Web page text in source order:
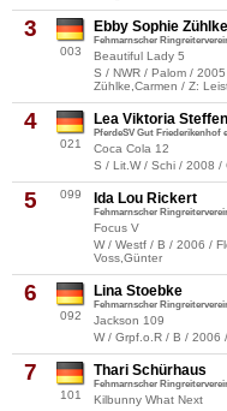
3
003
Ebby Sophie Zühlke
Fehmarnscher
Beautiful Lady 5
S / NWR / Palom /
Zühlke,Carmen / Z:
4
021
Lea Viktoria Steffen
PferdeSV Gut Friederikenhof
Coca Cola 12
S / Lit.W / Schi / 2008 /
5 099 Ida Lou Rickert
Fehmarnscher
Focus V
W / Westf / B / 2006 /
Voss,Günter
6
092
Lina Stoebke
Fehmarnscher
Jackson 109
W / Grpf.o.R / B / 2006
7
101
Thari Schürhaus
Fehmarnscher
Kilbunny What Next